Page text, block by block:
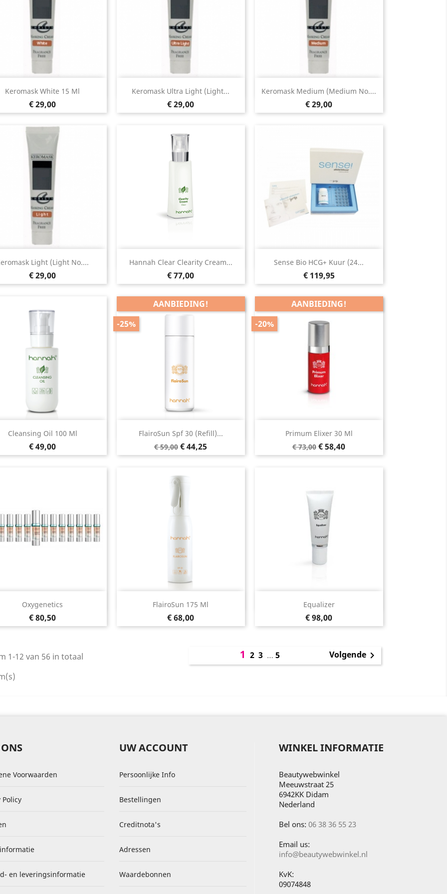
Keromask White 15 Ml
Prijs
€ 29,00
Snel bekijken Keromask Ultra Light (Light...
Prijs
€ 29,00
Snel bekijken Keromask Medium (Medium No....
Prijs
€ 29,00
Snel bekijken
Light (Light No....
Prijs
€ 29,00
Snel bekijken Hannah Clear Clearity Cream...
Prijs
€ 77,00
Snel bekijken Sense Bio HCG+ Kuur (24...
Prijs
€ 119,95
Snel bekijken
Cleansing Oil 100 Ml
Prijs
€ 49,00
Snel bekijken FlairoSun Spf 30 (Refill)...
Normale
prijs
€ 59,00
-25%
Prijs
€ 44,25
AANBIEDING!
Snel bekijken Primum Elixer 30 Ml
Normale
prijs
€ 73,00
-20%
Prijs
€ 58,40
AANBIEDING!
Snel bekijken
Oxygenetics
Prijs
€ 80,50
Snel bekijken FlairoSun 175 Ml
Prijs
€ 68,00
Snel bekijken Equalizer
Prijs
€ 98,00
Snel bekijken
1-12 van 56 in totaal
1 2 3 … 5 Volgende
Voorwaarden
Policy
en leveringsinformatie
UW ACCOUNT
Persoonlijke Info
Bestellingen
Creditnota's
Adressen
Waardebonnen
WINKEL INFORMATIE
Beautywebwinkel
Meeuwstraat 25
6942KK Didam
Nederland
Bel ons: 06 38 36 55 23
Email us:
info@beautywebwinkel.nl
KvK:
09074848